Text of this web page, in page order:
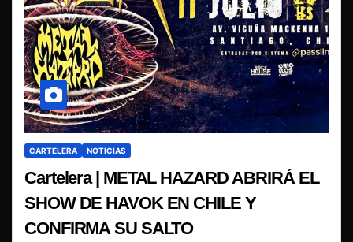
CARTELERA NOTICIAS
Cartelera | METAL HAZARD ABRIRÁ EL
SHOW DE HAVOK EN CHILE Y
CONFIRMA SU SALTO